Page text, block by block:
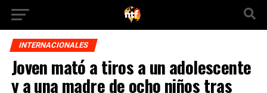
INTERNACIONALES
Joven mató a tiros a un adolescente
y a una madre de ocho niños tras